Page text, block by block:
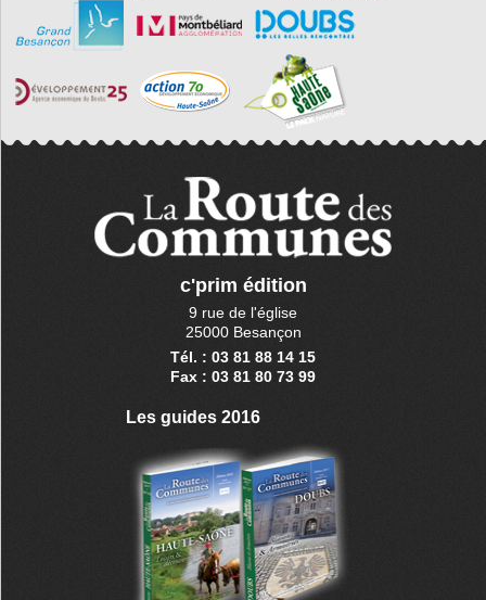
c'prim édition
9 rue de l'église
25000 Besançon
Tél. : 03 81 88 14 15
Fax : 03 81 80 73 99
Les guides 2016